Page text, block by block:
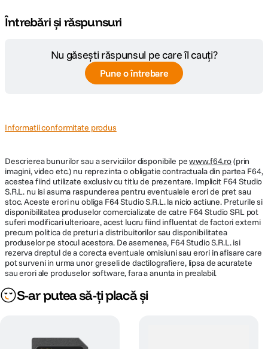
Întrebări și răspunsuri
Nu găsești răspunsul pe care îl cauți?
Pune o întrebare
Informatii conformitate produs
Descrierea bunurilor sau a serviciilor disponibile pewww.f64.ro(prin
imagini, video etc.) nu reprezinta o obligatie contractuala din partea F64,
acestea fiind utilizate exclusiv cu titlu de prezentare. Implicit F64 Studio
S.R.L. nu isi asuma raspunderea pentru eventualele erori de pret sau
stoc. Aceste erori nu obliga F64 Studio S.R.L. la nicio actiune. Preturile si
disponibilitatea produselor comercializate de catre F64 Studio SRL pot
suferi modificari ulterioare, acest lucru fiind influentat de factori externi
precum politica de preturi a distribuitorilor sau disponibilitatea
produselor pe stocul acestora. De asemenea, F64 Studio S.R.L. isi
rezerva dreptul de a corecta eventuale omisiuni sau erori in afisare care
pot surveni in urma unor greseli de dactilografiere, lipsa de acuratete
sau erori ale produselor software, fara a anunta in prealabil.
S-ar putea să-ți placă și